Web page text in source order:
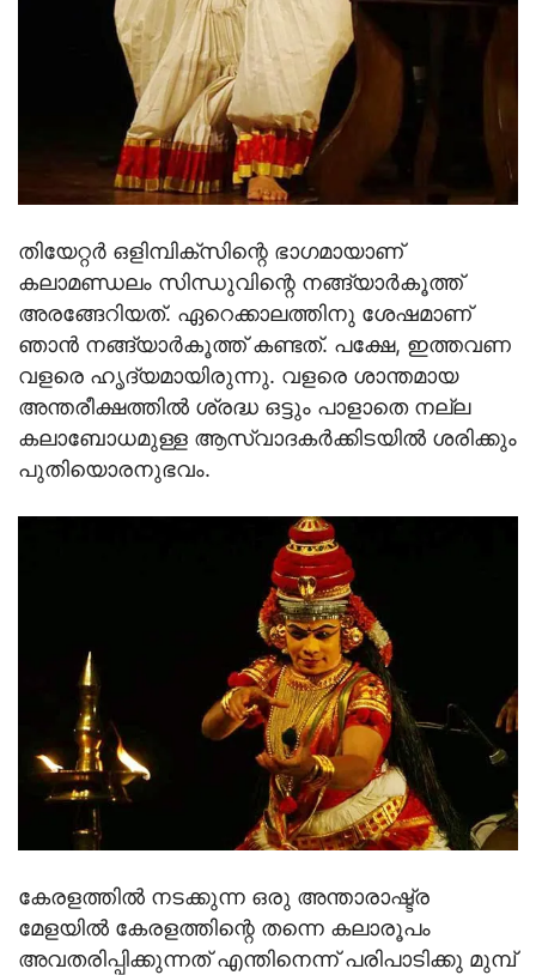
തിയേറ്റര്‍ ഒളിമ്പിക്‌സിന്റെ ഭാഗമായാണ്
കലാമണ്ഡലം സിന്ധുവിന്റെ നങ്ങ്യാര്‍കൂത്ത്
അരങ്ങേറിയത്. ഏറെക്കാലത്തിനു ശേഷമാണ്
ഞാന്‍ നങ്ങ്യാര്‍കൂത്ത് കണ്ടത്. പക്ഷേ, ഇത്തവണ
വളരെ ഹൃദ്യമായിരുന്നു. വളരെ ശാന്തമായ
അന്തരീക്ഷത്തില്‍ ശ്രദ്ധ ഒട്ടും പാളാതെ നല്ല
കലാബോധമുള്ള ആസ്വാദകര്‍ക്കിടയില്‍ ശരിക്കും
പുതിയൊരനുഭവം.
കേരളത്തില്‍ നടക്കുന്ന ഒരു അന്താരാഷ്ട്ര
മേളയില്‍ കേരളത്തിന്റെ തന്നെ കലാരൂപം
അവതരിപ്പിക്കുന്നത് എന്തിനെന്ന് പരിപാടിക്കു മുമ്പ്